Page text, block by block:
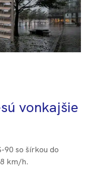
vonkajšie
90 so šírkou do
km/h.